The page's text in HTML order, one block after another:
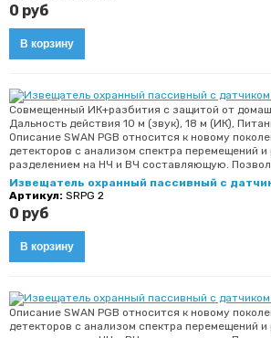
0 руб
Совмещенный ИК+разбития с защитой от
Дальность действия 10 м (звук), 18 м (ИК),
Описание SWAN PGB относится к новому
детекторов с анализом спектра перемещений
разделением на НЧ и ВЧ составляющую.
Извещатель охранный пассивный с
Артикул: SRPG 2
0 руб
Описание SWAN PGB относится к новому
детекторов с анализом спектра перемещений